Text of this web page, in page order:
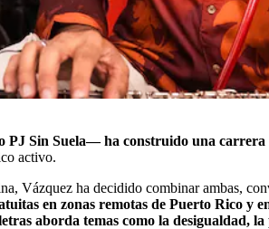
Sin Suela— ha construido una carrera
activo.
Vázquez ha decidido combinar ambas,
en zonas remotas de Puerto Rico
aborda temas como la desigualdad,